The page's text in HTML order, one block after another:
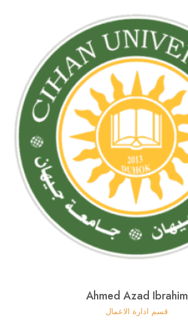
Ahmed Azad Ibrahim
قسم ادارة الاعمال